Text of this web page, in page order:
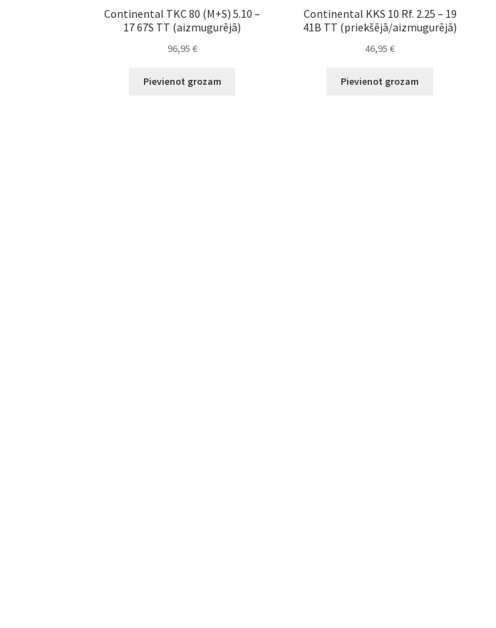
Continental TKC 80 (M+S) 5.10 –
17 67S TT (aizmugurējā)
96,95 €
Pievienot grozam
Continental KKS 10 Rf. 2.25 – 19
41B TT (priekšējā/aizmugurējā)
46,95€
Pievienot grozam